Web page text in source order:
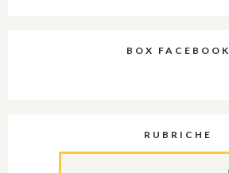
BOX FACEBOOK
RUBRICHE